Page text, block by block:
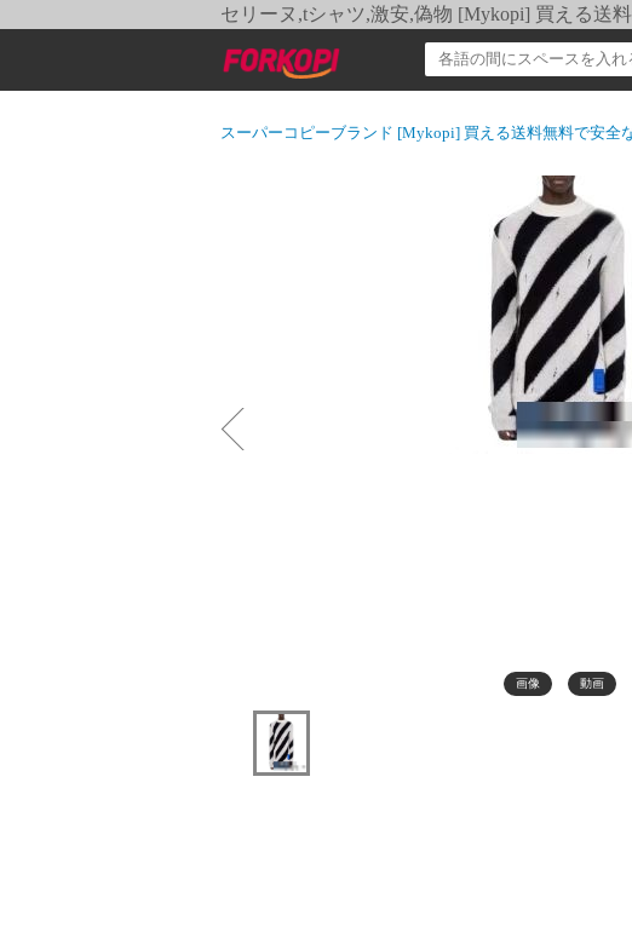
セリーヌ,tシャツ,激安,偽物 [Mykopi] 買える送
スーパーコピーブランド [Mykopi] 買える送料無料で安全
画像 動画